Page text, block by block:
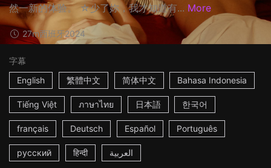
然一新的体验。 ☆少了妳，我才知道有... More
27m西班牙2024
字幕
English
繁體中文 简体中文 Bahasa Indonesia
Tiếng Việt ภาษาไทย 日本語 한국어
français Deutsch Español Português
русский हिन्दी العربية